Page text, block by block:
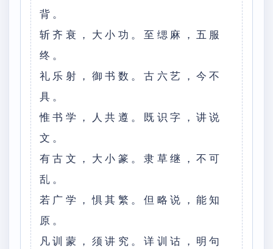
背。
斩齐衰，大小功。至缌麻，五服
终。
礼乐射，御书数。古六艺，今不
具。
惟书学，人共遵。既识字，讲说
文。
有古文，大小篆。隶草继，不可
乱。
若广学，惧其繁。但略说，能知
原。
凡训蒙，须讲究。详训诂，明句